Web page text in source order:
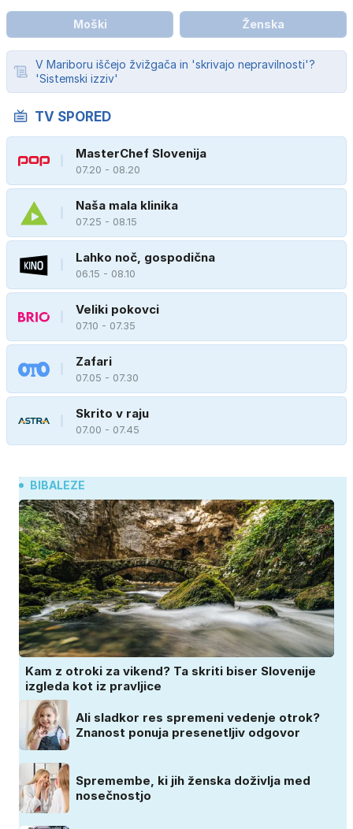
Moški Ženska
V Mariboru iščejo žvižgača in 'skrivajo nepravilnosti'?
'Sistemski izziv'
TV SPORED
MasterChef Slovenija
07.20 - 08.20
Naša mala klinika
07.25 - 08.15
Lahko noč, gospodična
06.15 - 08.10
Veliki pokovci
07.10 - 07.35
Zafari
07.05 - 07.30
Skrito v raju
07.00 - 07.45
BIBALEZE
Kam z otroki za vikend? Ta skriti biser Slovenije
izgleda kot iz pravljice
Ali sladkor res spremeni vedenje otrok?
Znanost ponuja presenetljiv odgovor
Spremembe, ki jih ženska doživlja med
nosečnostjo